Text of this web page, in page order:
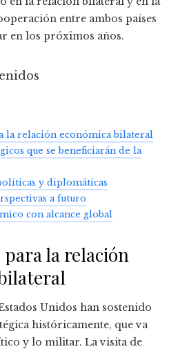
entre ambos países
en los próximos años.
la relación económica bilateral
que se beneficiarán de la
y diplomáticas
a futuro
con alcance global
la relación
Unidos han sostenido
históricamente, que va
y lo militar. La visita de